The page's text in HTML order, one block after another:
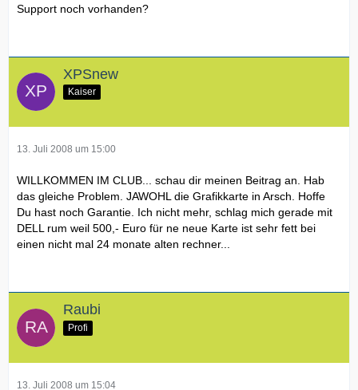
Support noch vorhanden?
XPSnew
Kaiser
13. Juli 2008 um 15:00
WILLKOMMEN IM CLUB... schau dir meinen Beitrag an. Hab
das gleiche Problem. JAWOHL die Grafikkarte in Arsch. Hoffe
Du hast noch Garantie. Ich nicht mehr, schlag mich gerade mit
DELL rum weil 500,- Euro für ne neue Karte ist sehr fett bei
einen nicht mal 24 monate alten rechner...
Raubi
Profi
13. Juli 2008 um 15:04